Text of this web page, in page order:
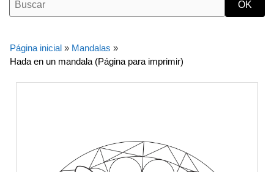
Página inicial » Mandalas »
Hada en un mandala (Página para imprimir)